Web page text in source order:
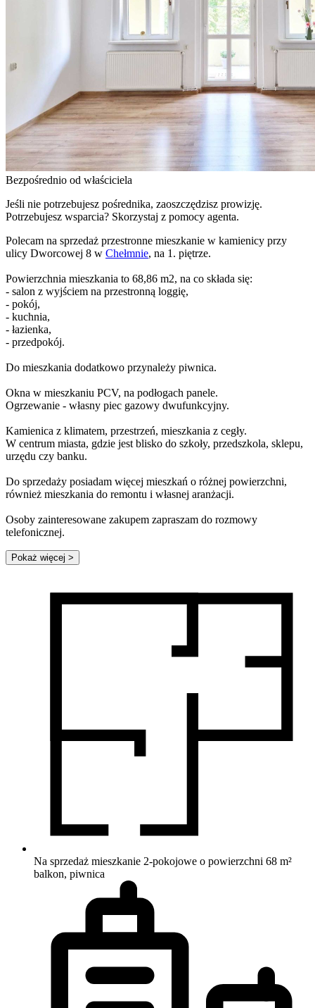
Bezpośrednio od właściciela
Jeśli nie potrzebujesz pośrednika, zaoszczędzisz prowizję.
Potrzebujesz wsparcia? Skorzystaj z pomocy agenta.
Polecam na sprzedaż przestronne mieszkanie w kamienicy przy
ulicy Dworcowej 8 w Chełmnie, na 1. piętrze.
Powierzchnia mieszkania to 68,86 m2, na co składa się:
- salon z wyjściem na przestronną loggię,
- pokój,
- kuchnia,
- łazienka,
- przedpokój.
Do mieszkania dodatkowo przynależy piwnica.
Okna w mieszkaniu PCV, na podłogach panele.
Ogrzewanie - własny piec gazowy dwufunkcyjny.
Kamienica z klimatem, przestrzeń, mieszkania z cegły.
W centrum miasta, gdzie jest blisko do szkoły, przedszkola, sklepu,
urzędu czy banku.
Do sprzedaży posiadam więcej mieszkań o różnej powierzchni,
również mieszkania do remontu i własnej aranżacji.
Osoby zainteresowane zakupem zapraszam do rozmowy
telefonicznej.
Pokaż więcej >
Na sprzedaż mieszkanie 2-pokojowe o powierzchni 68 m²
balkon, piwnica